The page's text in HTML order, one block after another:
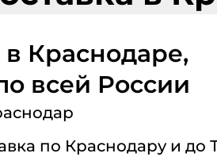
Краснодаре,
всей России
по Краснодару и до